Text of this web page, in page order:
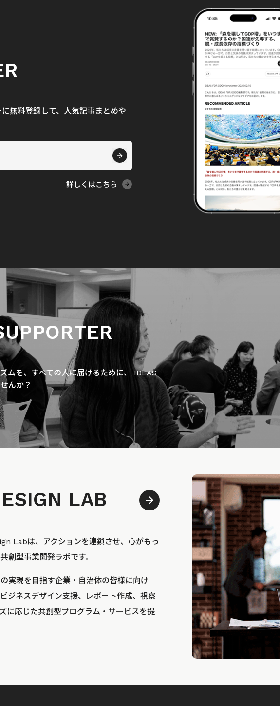
無料登録して、人気記事まとめや
詳しくはこちら
ムを、すべての人に届けるために、 IDEAS
んか？
LAB
Labは、アクションを連鎖させ、心がもっ
創型事業開発ラボです。
実現を目指す企業・自治体の皆様に向け
ジネスデザイン支援、レポート作成、視察
に応じた共創型プログラム・サービスを提